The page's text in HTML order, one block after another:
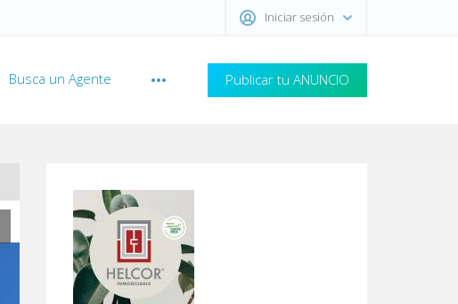
Iniciar sesión
Publicar tu ANUNCIO
Busca un Agente